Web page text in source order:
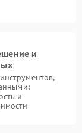
и
и